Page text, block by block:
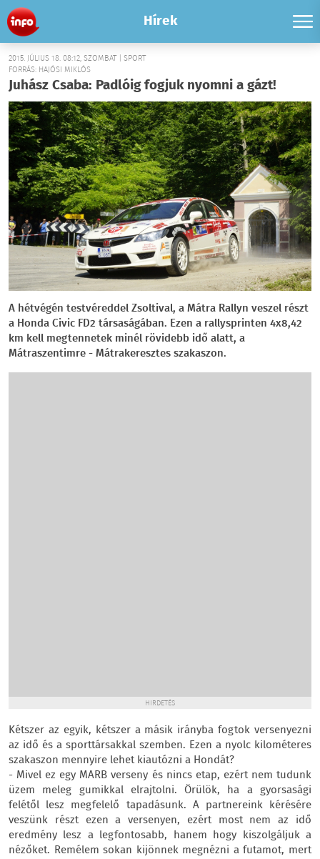
Hírek
2015. JÚLIUS 18. 08:12, SZOMBAT | SPORT
FORRÁS: HAJÓSI MIKLÓS
Juhász Csaba: Padlóig fogjuk nyomni a gázt!
A hétvégén testvéreddel Zsoltival, a Mátra Rallyn veszel részt
a Honda Civic FD2 társaságában. Ezen a rallysprinten 4x8,42
km kell megtennetek minél rövidebb idő alatt, a
Mátraszentimre - Mátrakeresztes szakaszon.
HIRDETÉS
Kétszer az egyik, kétszer a másik irányba fogtok versenyezni
az idő és a sporttársakkal szemben. Ezen a nyolc kilométeres
szakaszon mennyire lehet kiautózni a Hondát?
- Mivel ez egy MARB verseny és nincs etap, ezért nem tudunk
üzem meleg gumikkal elrajtolni. Örülök, ha a gyorsasági
felétől lesz megfelelő tapadásunk. A partnereink kérésére
veszünk részt ezen a versenyen, ezért most nem az idő
eredmény lesz a legfontosabb, hanem hogy kiszolgáljuk a
nézőket. Remélem sokan kijönnek megnézni a futamot, mert